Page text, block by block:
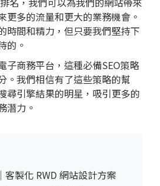
更多的流量和更大的業務機會。
時間和精力，但只要我們堅持下
的。
子商務平台，這種必備SEO策略
。我們相信有了這些策略的幫
尋引擎結果的明星，吸引更多的
潛力。
｜客製化 RWD 網站設計方案